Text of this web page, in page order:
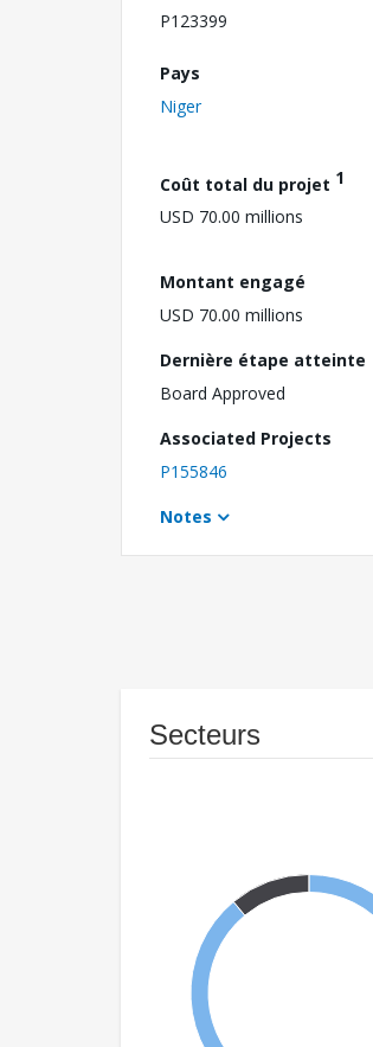
P123399
Pays
Niger
Coût total du projet 1
USD 70.00 millions
Montant engagé
USD 70.00 millions
Dernière étape atteinte
Board Approved
Associated Projects
P155846
Notes
Secteurs